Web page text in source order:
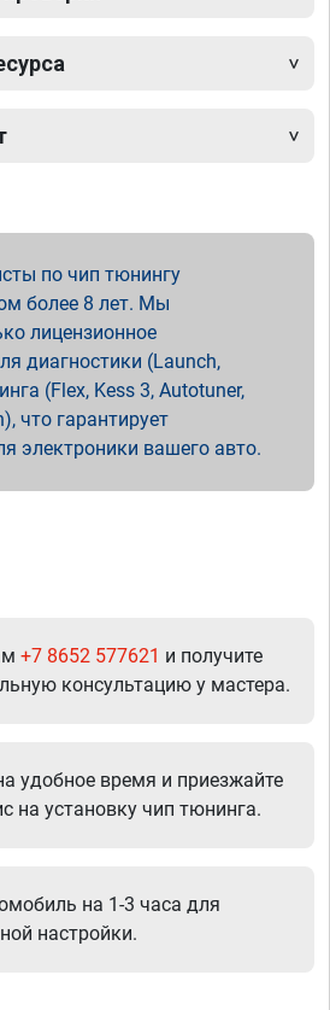
по чип тюнингу
более 8 лет. Мы
лицензионное
диагностики (Launch,
(Flex, Kess 3, Autotuner,
что гарантирует
электроники вашего авто.
+7 8652 577621 и получите
консультацию у мастера.
удобное время и приезжайте
на установку чип тюнинга.
на 1-3 часа для
настройки.